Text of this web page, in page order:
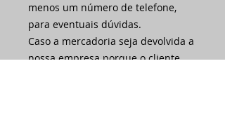
menos um número de telefone,
para eventuais dúvidas.
Caso a mercadoria seja devolvida a
nossa empresa porque o cliente